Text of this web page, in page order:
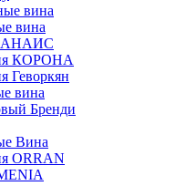
вина
вина
КОРОНА
Геворкян
вина
Бренди
Вина
ORRAN